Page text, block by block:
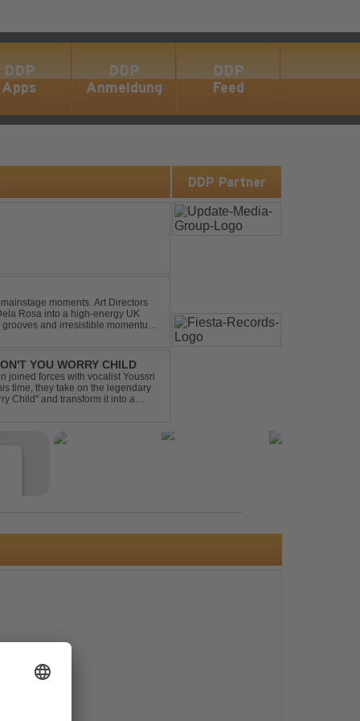
DDP
Apps
DDP
Anmeldung
DDP
Feed
moments. Art Directors
Rosa into a high-energy UK
and irresistible momentum.
YOU WORRY CHILD
joined forces with vocalist Youssri
time, they take on the legendary
Child" and transform it into a
DDP Partner